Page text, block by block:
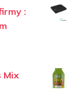
:
Mix